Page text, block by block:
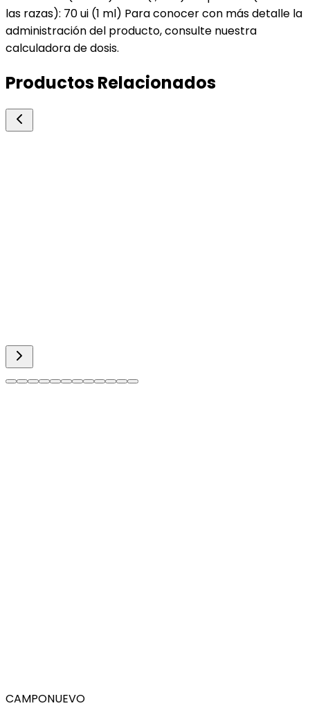
las razas): 70 ui (1 ml) Para conocer con más detalle la
administración del producto, consulte nuestra
calculadora de dosis.
Productos Relacionados
CAMPONUEVO